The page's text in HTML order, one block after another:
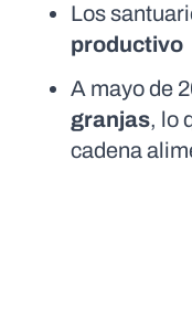
Los
productivo
A mayo de
granjas, lo
cadena